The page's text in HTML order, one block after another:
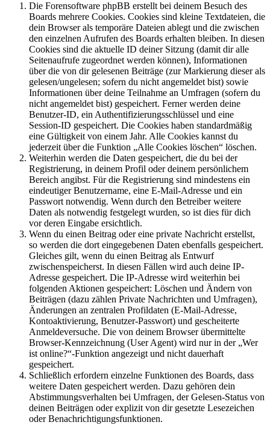
Die Forensoftware phpBB erstellt bei deinem Besuch des
Boards mehrere Cookies. Cookies sind kleine Textdateien, die
dein Browser als temporäre Dateien ablegt und die zwischen
den einzelnen Aufrufen des Boards erhalten bleiben. In diesen
Cookies sind die aktuelle ID deiner Sitzung (damit dir alle
Seitenaufrufe zugeordnet werden können), Informationen
über die von dir gelesenen Beiträge (zur Markierung dieser als
gelesen/ungelesen; sofern du nicht angemeldet bist) sowie
Informationen über deine Teilnahme an Umfragen (sofern du
nicht angemeldet bist) gespeichert. Ferner werden deine
Benutzer-ID, ein Authentifizierungsschlüssel und eine
Session-ID gespeichert. Die Cookies haben standardmäßig
eine Gültigkeit von einem Jahr. Alle Cookies kannst du
jederzeit über die Funktion „Alle Cookies löschen“ löschen.
Weiterhin werden die Daten gespeichert, die du bei der
Registrierung, in deinem Profil oder deinem persönlichem
Bereich angibst. Für die Registrierung sind mindestens ein
eindeutiger Benutzername, eine E-Mail-Adresse und ein
Passwort notwendig. Wenn durch den Betreiber weitere
Daten als notwendig festgelegt wurden, so ist dies für dich
vor deren Eingabe ersichtlich.
Wenn du einen Beitrag oder eine private Nachricht erstellst,
so werden die dort eingegebenen Daten ebenfalls gespeichert.
Gleiches gilt, wenn du einen Beitrag als Entwurf
zwischenspeicherst. In diesen Fällen wird auch deine IP-
Adresse gespeichert. Die IP-Adresse wird weiterhin bei
folgenden Aktionen gespeichert: Löschen und Ändern von
Beiträgen (dazu zählen Private Nachrichten und Umfragen),
Änderungen an zentralen Profildaten (E-Mail-Adresse,
Kontoaktivierung, Benutzer-Passwort) und gescheiterte
Anmeldeversuche. Die von deinem Browser übermittelte
Browser-Kennzeichnung (User Agent) wird nur in der „Wer
ist online?“-Funktion angezeigt und nicht dauerhaft
gespeichert.
Schließlich erfordern einzelne Funktionen des Boards, dass
weitere Daten gespeichert werden. Dazu gehören dein
Abstimmungsverhalten bei Umfragen, der Gelesen-Status von
deinen Beiträgen oder explizit von dir gesetzte Lesezeichen
oder Benachrichtigungsfunktionen.